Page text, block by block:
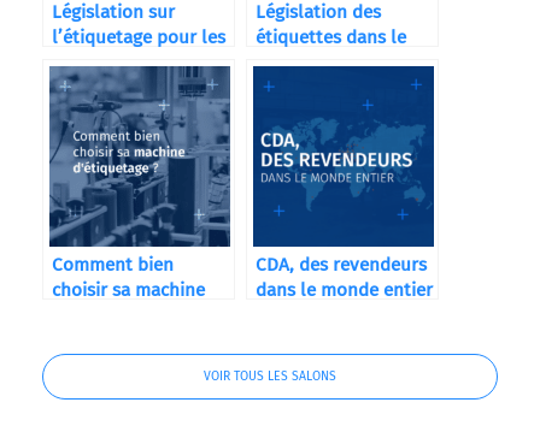
Législation sur
l’étiquetage pour les
distilleries
Législation des
étiquettes dans le
secteur cosmétique
Comment bien
choisir sa machine
CDA, des revendeurs
dans le monde entier
VOIR TOUS LES SALONS